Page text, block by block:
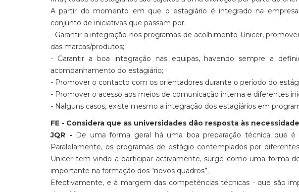
A partir do momento em que o estagiário é integrado na
conjunto de iniciativas que passam por:
- Garantir a integração nos programas de acolhimento Unicer,
das marcas/produtos;
- Garantir a boa integração nas equipas, havendo sempre a
acompanhamento do estagiário;
- Promover o contacto com os orientadores durante o período do
- Promover o acesso aos meios de comunicação interna e diferentes
- Nalguns casos, existe mesmo a integração dos estagiários em
FE - Considera que as universidades dão resposta às
JQR - De uma forma geral há uma boa preparação técnica que é
Paralelamente, os programas de estágio contemplados por
Unicer tem vindo a participar activamente, surge como uma forma
importante na formação dos “novos quadros”.
Efectivamente, e à margem das competências técnicas - que são